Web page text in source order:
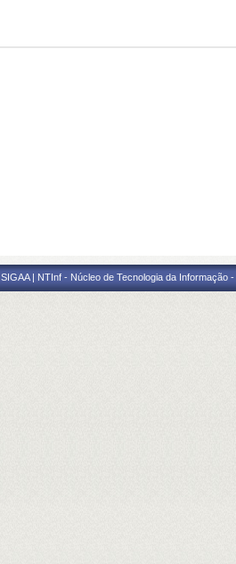
SIGAA | NTInf - Núcleo de Tecnologia da